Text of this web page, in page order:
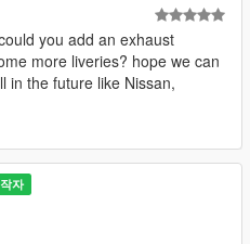
you add an exhaust
more liveries? hope we can
in the future like Nissan,
자